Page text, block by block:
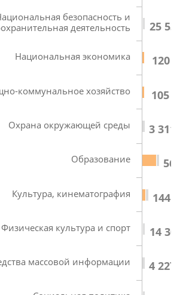
безопасность и
деятельность
Национальная экономика
коммунальное хозяйство
Охрана окружающей среды
Образование
Культура, кинематография
Физическая культура и спорт
массовой информации
25
120
105
3
563
144
14
4